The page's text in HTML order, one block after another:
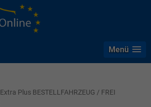
Menü
Extra Plus BESTELLFAHRZEUG / FREI